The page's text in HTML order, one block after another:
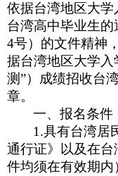
依据台湾地区大
台湾高中毕业生的
4号）的文件精神
据台湾地区大学入
测”）成绩招收台
章。
一、报名条件
1.具有台湾居
通行证》以及在
件均须在有效期内